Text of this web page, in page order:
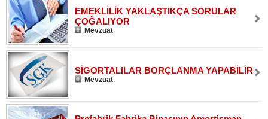
mi?
EMEKLİLİK YAKLAŞTIKÇA SORULAR
ÇOĞALIYOR
Mevzuat
SİGORTALILAR BORÇLANMA YAPABİLİR
Mevzuat